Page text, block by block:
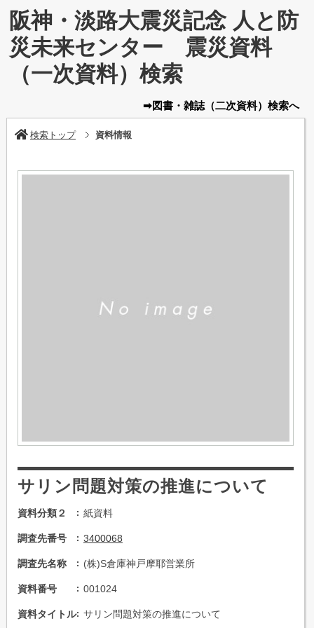
阪神・淡路大震災記念 人と防
災未来センター 震災資料
（一次資料）検索
➡図書・雑誌（二次資料） 検索へ
検索トップ 資料情報
サリン問題対策の推進について
資料分類２ 紙資料
調査先番号 3400068
調査先名称 (株)S倉庫神戸摩耶営業所
資料番号 001024
資料タイトル サリン問題対策の推進について